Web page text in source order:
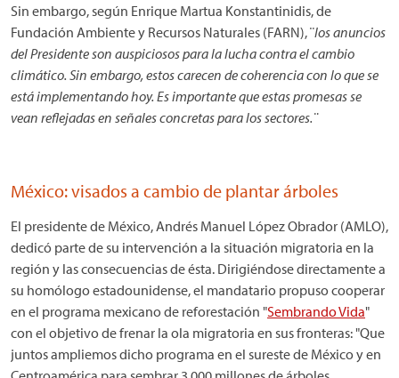
Sin embargo, según Enrique Martua Konstantinidis, de
Fundación Ambiente y Recursos Naturales (FARN), ¨los anuncios
del Presidente son auspiciosos para la lucha contra el cambio
climático. Sin embargo, estos carecen de coherencia con lo que se
está implementando hoy. Es importante que estas promesas se
vean reflejadas en señales concretas para los sectores.¨
México: visados a cambio de plantar árboles
El presidente de México, Andrés Manuel López Obrador (AMLO),
dedicó parte de su intervención a la situación migratoria en la
región y las consecuencias de ésta. Dirigiéndose directamente a
su homólogo estadounidense, el mandatario propuso cooperar
en el programa mexicano de reforestación "Sembrando Vida"
con el objetivo de frenar la ola migratoria en sus fronteras: "Que
juntos ampliemos dicho programa en el sureste de México y en